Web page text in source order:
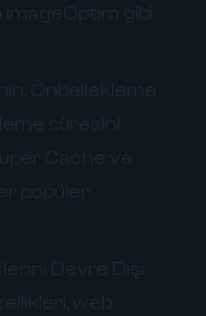
ImageOptim gibi
Önbellekleme
süresini
Cache ve
popüler
Devre Dışı
web